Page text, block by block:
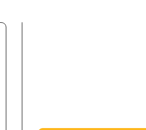
conjunta en las crisis y emergencias